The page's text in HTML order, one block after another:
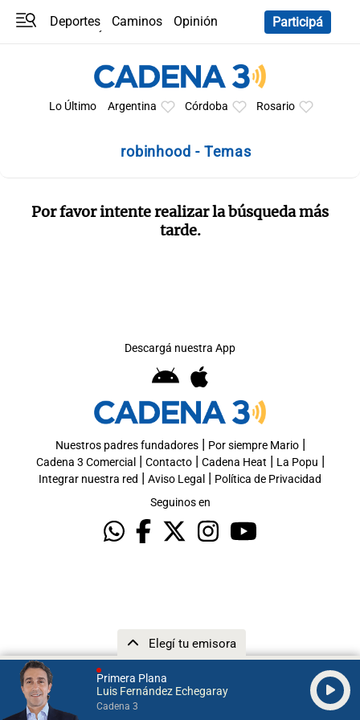
Primera Plana
Luis Fernández Echegaray
Cadena 3
Elegí tu emisora
Deportes Caminos
Opinión
Participá
Lo Último Argentina Córdoba Rosario
robinhood - Temas
Por favor intente realizar la búsqueda más
tarde.
Descargá nuestra App
Nuestros padres fundadores| Por siempre Mario|
Cadena 3 Comercial | Contacto| Cadena Heat | La Popu |
Integrar nuestra red | Aviso Legal | Política de Privacidad
Seguinos en